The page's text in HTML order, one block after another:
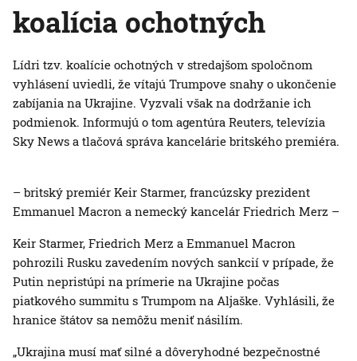
koalícia ochotných
Lídri tzv. koalície ochotných v stredajšom spoločnom
vyhlásení uviedli, že vítajú Trumpove snahy o ukončenie
zabíjania na Ukrajine. Vyzvali však na dodržanie ich
podmienok. Informujú o tom agentúra Reuters, televízia
Sky News a tlačová správa kancelárie britského premiéra.
– britský premiér Keir Starmer, francúzsky prezident
Emmanuel Macron a nemecký kancelár Friedrich Merz –
Keir Starmer, Friedrich Merz a Emmanuel Macron
pohrozili Rusku zavedením nových sankcií v prípade, že
Putin nepristúpi na prímerie na Ukrajine počas
piatkového summitu s Trumpom na Aljaške. Vyhlásili, že
hranice štátov sa nemôžu meniť násilím.
„Ukrajina musí mať silné a dôveryhodné bezpečnostné